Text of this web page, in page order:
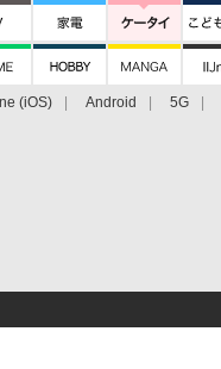
(iOS) Android 5G